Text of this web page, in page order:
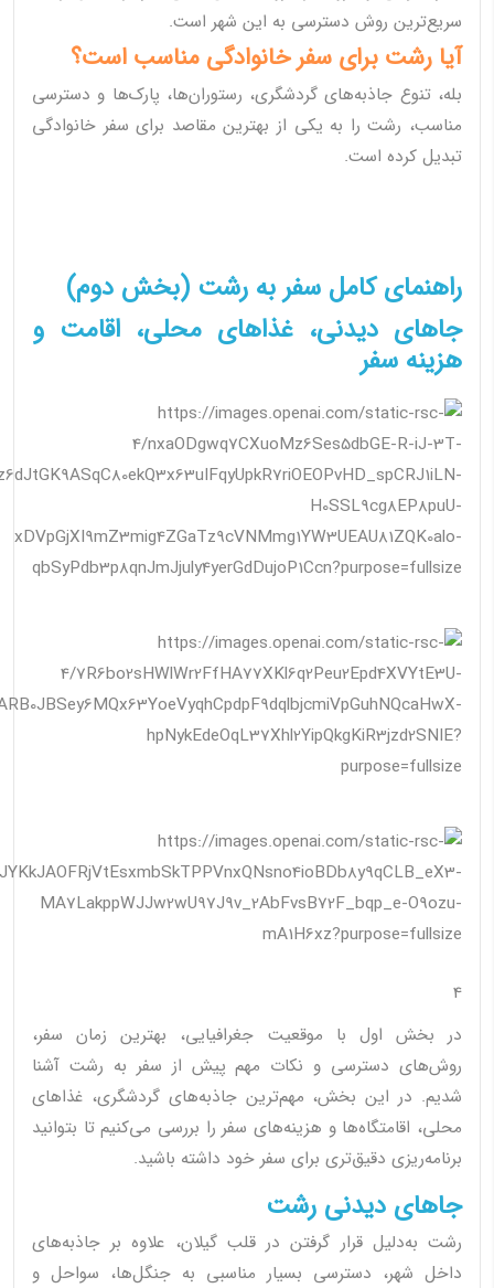
سریع‌ترین روش دسترسی به این شهر است.
آیا رشت برای سفر خانوادگی مناسب است؟
بله، تنوع جاذبه‌های گردشگری، رستوران‌ها، پارک‌ها و دسترسی
مناسب، رشت را به یکی از بهترین مقاصد برای سفر خانوادگی
تبدیل کرده است.
راهنمای کامل سفر به رشت (بخش دوم)
جاهای دیدنی، غذاهای محلی، اقامت و
هزینه سفر
4
در بخش اول با موقعیت جغرافیایی، بهترین زمان سفر،
روش‌های دسترسی و نکات مهم پیش از سفر به رشت آشنا
شدیم. در این بخش، مهم‌ترین جاذبه‌های گردشگری، غذاهای
محلی، اقامتگاه‌ها و هزینه‌های سفر را بررسی می‌کنیم تا بتوانید
برنامه‌ریزی دقیق‌تری برای سفر خود داشته باشید.
جاهای دیدنی رشت
رشت به‌دلیل قرار گرفتن در قلب گیلان، علاوه بر جاذبه‌های
داخل شهر، دسترسی بسیار مناسبی به جنگل‌ها، سواحل و